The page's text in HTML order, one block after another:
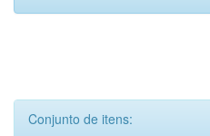
Conjunto de itens: